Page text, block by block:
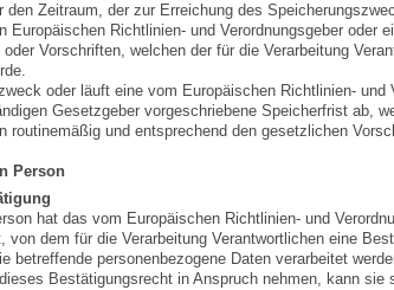
den Zeitraum, der zur Erreichung des
Europäischen Richtlinien- und Verordnungsgeber oder
Vorschriften, welchen der für die Verarbeitung
oder läuft eine vom Europäischen Richtlinien- und
Gesetzgeber vorgeschriebene Speicherfrist ab,
routinemäßig und entsprechend den gesetzlichen
Person
hat das vom Europäischen Richtlinien- und
von dem für die Verarbeitung Verantwortlichen eine
betreffende personenbezogene Daten verarbeitet
Bestätigungsrecht in Anspruch nehmen, kann sie